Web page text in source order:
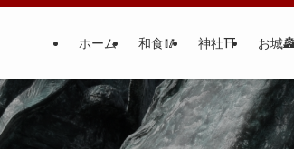
ホーム 和食🥢 神社⛩ お城